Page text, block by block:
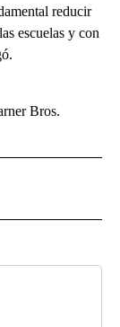
reducir
escuelas y con
Bros.
ABOUT